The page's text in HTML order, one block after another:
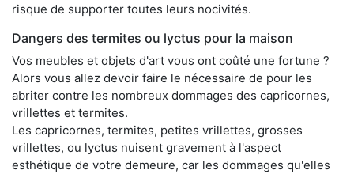
risque de supporter toutes leurs nocivités.
Dangers des termites ou lyctus pour la maison
Vos meubles et objets d'art vous ont coûté une fortune ?
Alors vous allez devoir faire le nécessaire de pour les
abriter contre les nombreux dommages des capricornes,
vrillettes et termites.
Les capricornes, termites, petites vrillettes, grosses
vrillettes, ou lyctus nuisent gravement à l'aspect
esthétique de votre demeure, car les dommages qu'elles